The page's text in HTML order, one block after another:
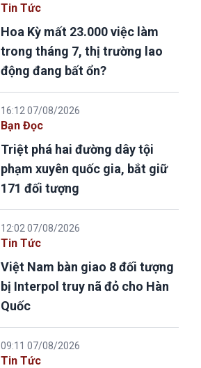
Tin Tức
Hoa Kỳ mất 23.000 việc làm
trong tháng 7, thị trường lao
động đang bất ổn?
16:12 07/08/2026
Bạn Đọc
Triệt phá hai đường dây tội
phạm xuyên quốc gia, bắt giữ
171 đối tượng
12:02 07/08/2026
Tin Tức
Việt Nam bàn giao 8 đối tượng
bị Interpol truy nã đỏ cho Hàn
Quốc
09:11 07/08/2026
Tin Tức